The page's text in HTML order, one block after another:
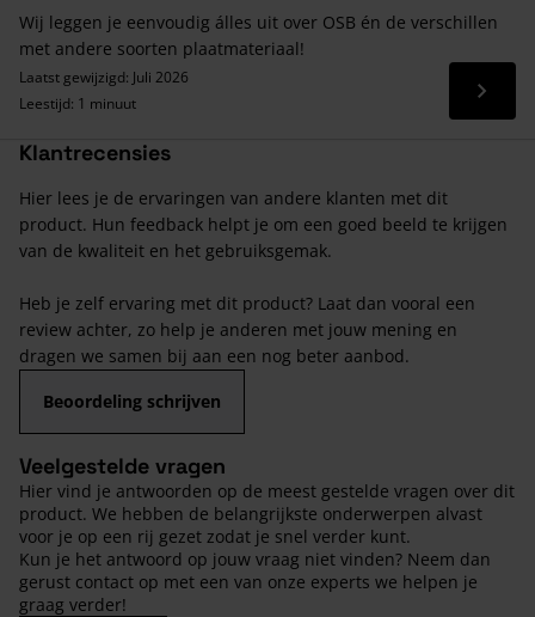
Wij leggen je eenvoudig álles uit over OSB én de verschillen
met andere soorten plaatmateriaal!
Laatst gewijzigd: Juli 2026
Leestijd: 1 minuut
Lees
Klantrecensies
Hier lees je de ervaringen van andere klanten met dit
product. Hun feedback helpt je om een goed beeld te krijgen
van de kwaliteit en het gebruiksgemak.
Heb je zelf ervaring met dit product? Laat dan vooral een
review achter, zo help je anderen met jouw mening en
dragen we samen bij aan een nog beter aanbod.
Beoordeling schrijven
Veelgestelde vragen
Hier vind je antwoorden op de meest gestelde vragen over dit
product. We hebben de belangrijkste onderwerpen alvast
voor je op een rij gezet zodat je snel verder kunt.
Kun je het antwoord op jouw vraag niet vinden? Neem dan
gerust contact op met een van onze experts we helpen je
graag verder!